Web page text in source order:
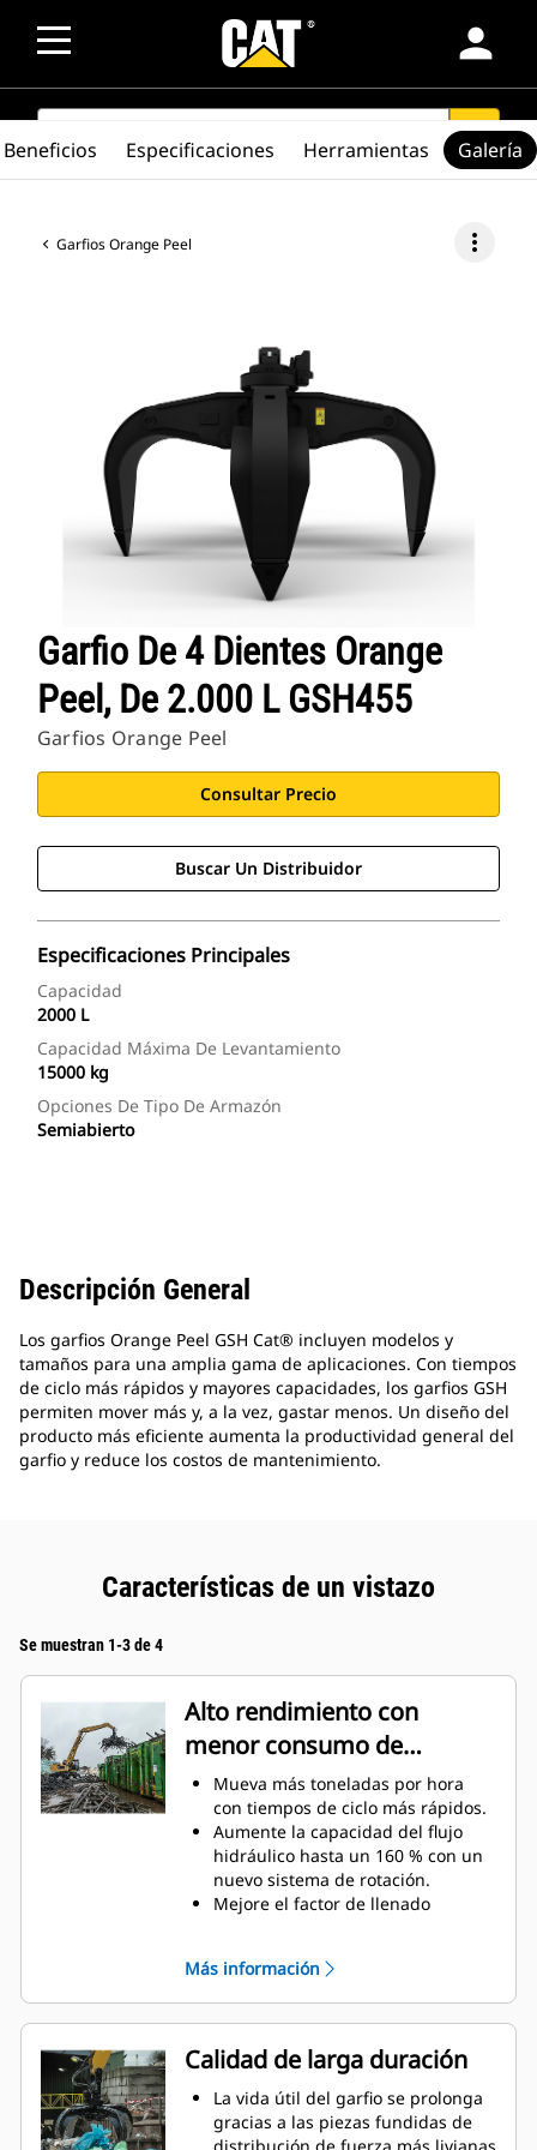
person
SEARCH search
Garfios Orange Peel more_vert
Garfio De 4 Dientes Orange
Peel, De 2.000 L GSH455
Garfios Orange Peel
Consultar Precio
Buscar Un Distribuidor
Especificaciones Principales
Capacidad
2000 L
Capacidad Máxima De Levantamiento
15000 kg
Opciones De Tipo De Armazón
Semiabierto
Beneficios Especificaciones Herramientas Galería
Descripción General
Los garfios Orange Peel GSH Cat® incluyen modelos y
tamaños para una amplia gama de aplicaciones. Con tiempos
de ciclo más rápidos y mayores capacidades, los garfios GSH
permiten mover más y, a la vez, gastar menos. Un diseño del
producto más eficiente aumenta la productividad general del
garfio y reduce los costos de mantenimiento.
Características de un vistazo
Se muestran 1-3 de 4
Alto rendimiento con
menor consumo de
combustible
Mueva más toneladas por hora
con tiempos de ciclo más rápidos.
Aumente la capacidad del flujo
hidráulico hasta un 160 % con un
nuevo sistema de rotación.
Mejore el factor de llenado
dientes.
Las máquinas Cat están
preprogramadas con un ajuste de
rendimiento óptimo para el garfio
a fin de maximizar el acoplamiento
y la eficiencia de la máquina y del
garfio.
Alcance nuevas alturas y aumente
Más información
Calidad de larga duración
La vida útil del garfio se prolonga
gracias a las piezas fundidas de